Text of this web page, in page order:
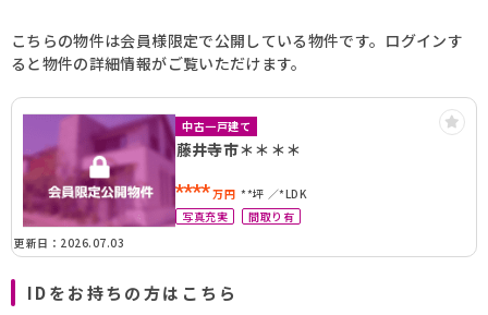
こちらの物件は会員様限定で公開している物件です。ログインす
ると物件の詳細情報がご覧いただけます。
中古一戸建て
藤井寺市＊＊＊＊
****万円 **坪
*LDK
写真充実
間取り有
更新日：2026.07.03
IDをお持ちの方はこちら